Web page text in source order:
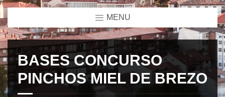
MENU
BASES CONCURSO
PINCHOS MIEL DE BREZO